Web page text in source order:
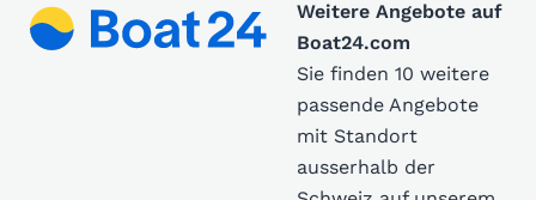
Weitere Angebote auf
Boat24.com
Sie finden 10 weitere
passende Angebote
mit Standort
ausserhalb der